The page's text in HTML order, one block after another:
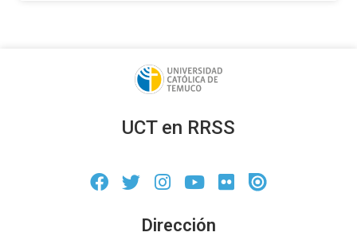
UCT en RRSS
Dirección